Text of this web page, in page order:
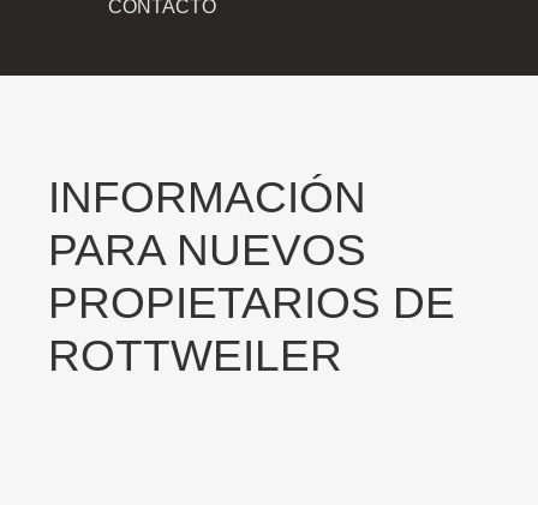
CONTACTO
INFORMACIÓN
PARA NUEVOS
PROPIETARIOS DE
ROTTWEILER